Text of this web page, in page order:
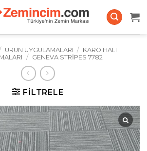
ÜRÜN UYGULAMALARI / KARO HALI
/ GENEVA STRIPES 7782
FILTRELE